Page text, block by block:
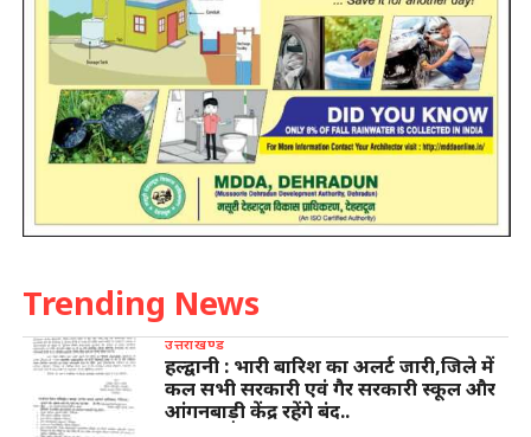
Trending News
उत्तराखण्ड
हल्द्वानी : भारी बारिश का अलर्ट जारी,जिले में
कल सभी सरकारी एवं गैर सरकारी स्कूल और
आंगनबाड़ी केंद्र रहेंगे बंद..